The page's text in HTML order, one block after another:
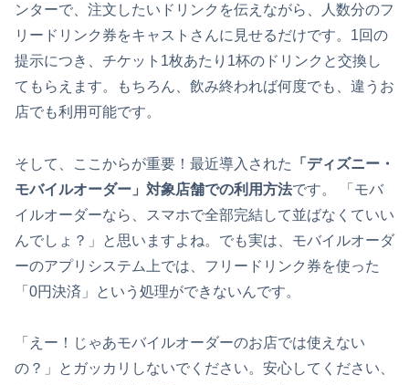
ンターで、注文したいドリンクを伝えながら、人数分のフ
リードリンク券をキャストさんに見せるだけです。1回の
提示につき、チケット1枚あたり1杯のドリンクと交換し
てもらえます。もちろん、飲み終われば何度でも、違うお
店でも利用可能です。
そして、ここからが重要！最近導入された
「ディズニー・
モバイルオーダー」対象店舗での利用方法です。 「モバ
イルオーダーなら、スマホで全部完結して並ばなくていい
んでしょ？」と思いますよね。でも実は、モバイルオーダ
ーのアプリシステム上では、フリードリンク券を使った
「0円決済」という処理ができないんです。
「えー！じゃあモバイルオーダーのお店では使えない
の？」とガッカリしないでください。安心してください、